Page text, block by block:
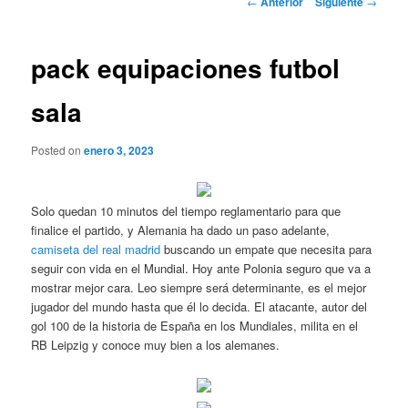
pack equipaciones futbol
sala
Posted onenero 3, 2023
Solo quedan 10 minutos del tiempo reglamentario para que
finalice el partido, y Alemania ha dado un paso adelante,
camiseta del real madrid buscando un empate que necesita para
seguir con vida en el Mundial. Hoy ante Polonia seguro que va a
mostrar mejor cara. Leo siempre será determinante, es el mejor
jugador del mundo hasta que él lo decida. El atacante, autor del
gol 100 de la historia de España en los Mundiales, milita en el
RB Leipzig y conoce muy bien a los alemanes.